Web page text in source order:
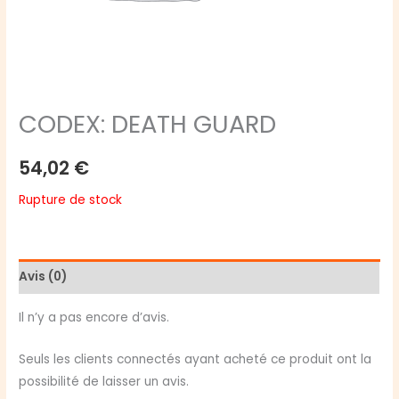
CODEX: DEATH GUARD
54,02 €
Rupture de stock
Avis (0)
Il n’y a pas encore d’avis.
Seuls les clients connectés ayant acheté ce produit ont la
possibilité de laisser un avis.